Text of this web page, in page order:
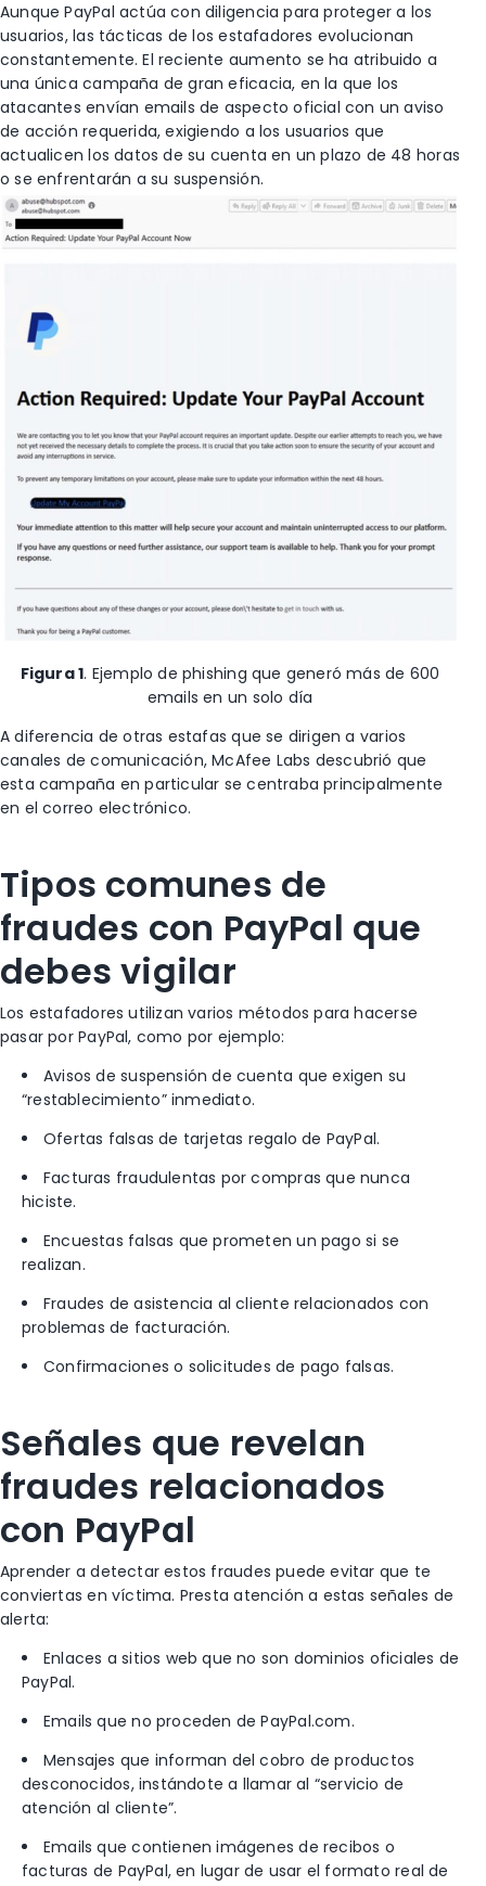
Aunque PayPal actúa con diligencia para proteger a los
usuarios, las tácticas de los estafadores evolucionan
constantemente. El reciente aumento se ha atribuido a
una única campaña de gran eficacia, en la que los
atacantes envían emails de aspecto oficial con un aviso
de acción requerida, exigiendo a los usuarios que
actualicen los datos de su cuenta en un plazo de 48 horas
o se enfrentarán a su suspensión.
Figura 1. Ejemplo de phishing que generó más de 600
emails en un solo día
A diferencia de otras estafas que se dirigen a varios
canales de comunicación, McAfee Labs descubrió que
esta campaña en particular se centraba principalmente
en el correo electrónico.
Tipos comunes de
fraudes con PayPal que
debes vigilar
Los estafadores utilizan varios métodos para hacerse
pasar por PayPal, como por ejemplo:
Avisos de suspensión de cuenta que exigen su
“restablecimiento” inmediato.
Ofertas falsas de tarjetas regalo de PayPal.
Facturas fraudulentas por compras que nunca
hiciste.
Encuestas falsas que prometen un pago si se
realizan.
Fraudes de asistencia al cliente relacionados con
problemas de facturación.
Confirmaciones o solicitudes de pago falsas.
Señales que revelan
fraudes relacionados
con PayPal
Aprender a detectar estos fraudes puede evitar que te
conviertas en víctima. Presta atención a estas señales de
alerta:
Enlaces a sitios web que no son dominios oficiales de
PayPal.
Emails que no proceden de PayPal.com.
Mensajes que informan del cobro de productos
desconocidos, instándote a llamar al “servicio de
atención al cliente”.
Emails que contienen imágenes de recibos o
facturas de PayPal, en lugar de usar el formato real de